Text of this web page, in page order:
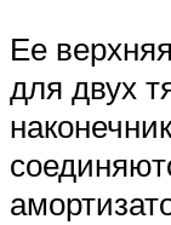
Ее
для двух